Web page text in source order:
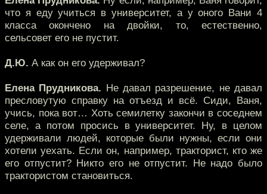
что я еду учиться в университет, а у оного Вани 4
класса окончено на двойки, то, естественно,
сельсовет его не пустит.
Д.Ю. А как он его удерживал?
Елена Прудникова. Не давал разрешение, не давал
пресловутую справку на отъезд и всё. Сиди, Ваня,
учись, пока вот… Хоть семилетку закончи в соседнем
селе, а потом просись в университет. Ну, в целом
удерживали людей, которые были нужны, если они
хотели уехать. Если он, например, тракторист, кто же
его отпустит? Никто его не отпустит. Не надо было
трактористом становиться.